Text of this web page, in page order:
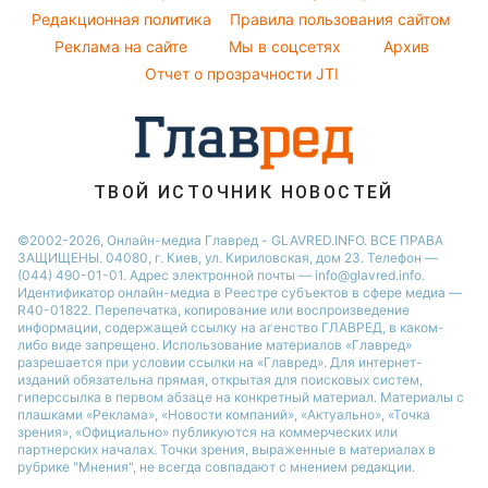
Виталий Козловский
Потап
Новости Тернополя
Новости Черкассы
Новости Одессы
Народные приметы
Все о шоу-бизнесе
Редакционная политика
Правила пользования сайтом
Реклама на сайте
Мы в соцсетях
Архив
Отчет о прозрачности JTI
ТВОЙ ИСТОЧНИК НОВОСТЕЙ
©2002-2026, Онлайн-медиа Главред - GLAVRED.INFO. ВСЕ ПРАВА
ЗАЩИЩЕНЫ. 04080, г. Киев, ул. Кириловская, дом 23. Телефон —
(044) 490-01-01. Адрес электронной почты — info@glavred.info.
Идентификатор онлайн-медиа в Реестре cубъектов в сфере медиа —
R40-01822. Перепечатка, копирование или воспроизведение
информации, содержащей ссылку на агенство ГЛАВРЕД, в каком-
либо виде запрещено. Использование материалов «Главред»
разрешается при условии ссылки на «Главред». Для интернет-
изданий обязательна прямая, открытая для поисковых систем,
гиперссылка в первом абзаце на конкретный материал. Материалы с
плашками «Реклама», «Новости компаний», «Актуально», «Точка
зрения», «Официально» публикуются на коммерческих или
партнерских началах. Точки зрения, выраженные в материалах в
рубрике "Мнения", не всегда совпадают с мнением редакции.